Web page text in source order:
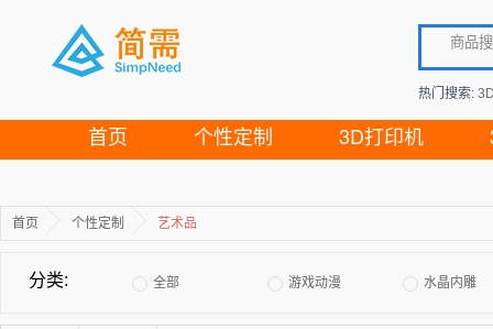
热门搜索:
首页 个性定制 3D打印机
首页 个性定制 艺术品
分类: 全部 游戏动漫 水晶内雕